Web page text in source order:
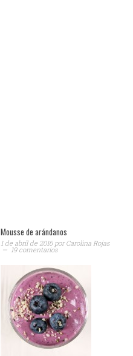
Mousse de arándanos
1 de abril de 2016porCarolina Rojas
19 comentarios